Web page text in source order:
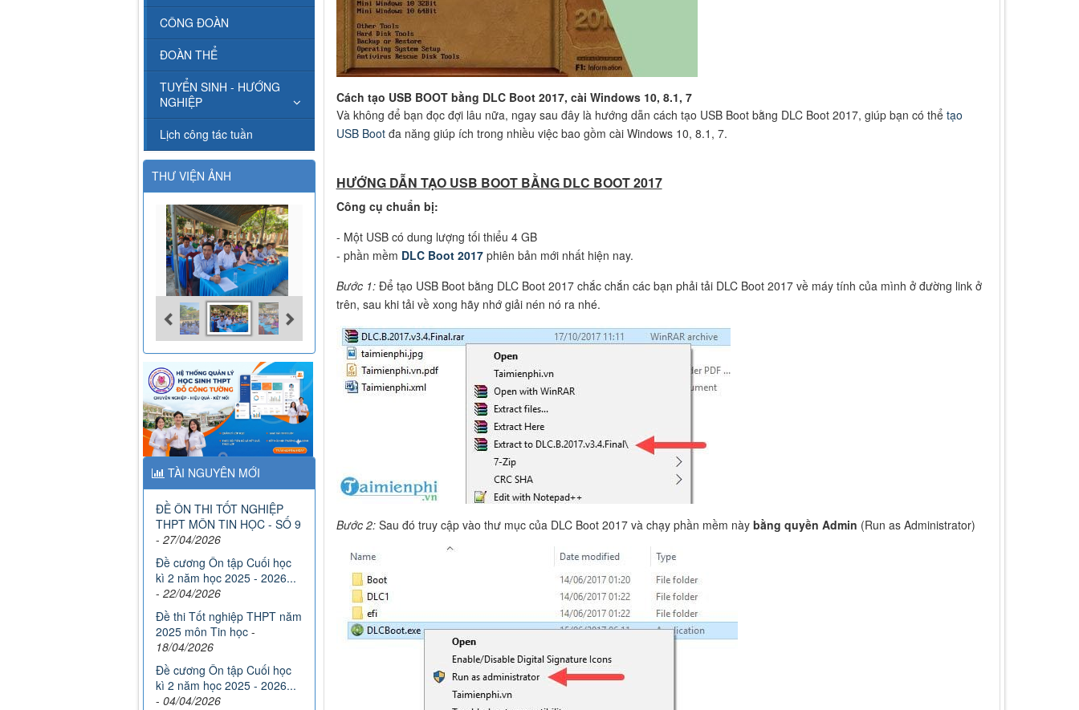
Cách tạo USB BOOT bằng DLC Boot 2017, cài Windows 10, 8.1, 7
Và không để bạn đọc đợi lâu nữa, ngay sau đây là hướng dẫn cách tạo USB Boot bằng DLC Boot 2017, giúp bạn có thể tạo
USB Bootđa năng giúp ích trong nhiều việc bao gồm cài Windows 10, 8.1, 7.
HƯỚNG DẪN TẠO USB BOOT BẰNG DLC BOOT 2017
Công cụ chuẩn bị:
- Một USB có dung lượng tối thiểu 4 GB
- phần mềm DLC Boot 2017phiên bản mới nhất hiện nay.
Bước 1: Để tạo USB Boot bằng DLC Boot 2017 chắc chắn các bạn phải tải DLC Boot 2017 về máy tính của mình ở đường link ở
trên, sau khi tải về xong hãy nhớ giải nén nó ra nhé.
Bước 2: Sau đó truy cập vào thư mục của DLC Boot 2017 và chạy phần mềm này bằng quyền Admin (Run as Administrator)
CÔNG ĐOÀN
ĐOÀN THỂ
TUYỂN SINH - HƯỚNG
NGHIỆP
Lịch công tác tuần
THƯ VIỆN ẢNH
TÀI NGUYÊN MỚI
ĐỀ ÔN THI TỐT NGHIỆP
THPT MÔN TIN HỌC - SỐ 9
- 27/04/2026
Đề cương Ôn tập Cuối học
kì 2 năm học 2025 - 2026...
- 22/04/2026
Đề thi Tốt nghiệp THPT năm
2025 môn Tin học -
18/04/2026
Đề cương Ôn tập Cuối học
kì 2 năm học 2025 - 2026...
- 04/04/2026